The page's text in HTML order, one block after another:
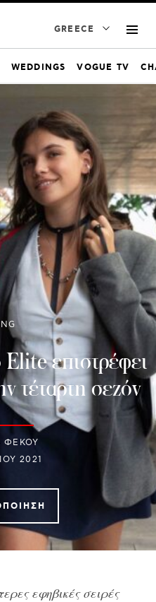
GREECE
WEDDINGS VOGUE TV
Elite επιστρέφει
τέταρτη σεζόν
ΦΕΚΟΥ
2021
εφηβικές σειρές